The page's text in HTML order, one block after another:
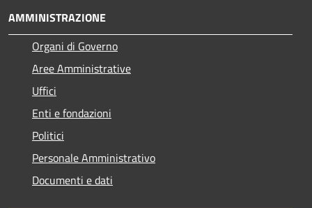
AMMINISTRAZIONE
Organi di Governo
Aree Amministrative
Uffici
Enti e fondazioni
Politici
Personale Amministrativo
Documenti e dati